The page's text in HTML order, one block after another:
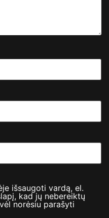
išsaugoti vardą, el.
kad jų nebereiktų
norėsiu parašyti